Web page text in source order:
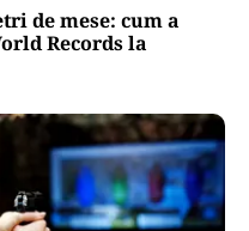
de mese: cum a
Records la